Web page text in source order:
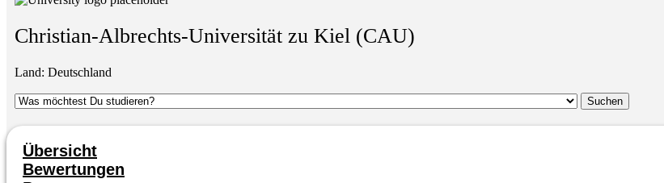
Christian-Albrechts-Universität zu Kiel (CAU)
Land: Deutschland
Übersicht
Bewertungen